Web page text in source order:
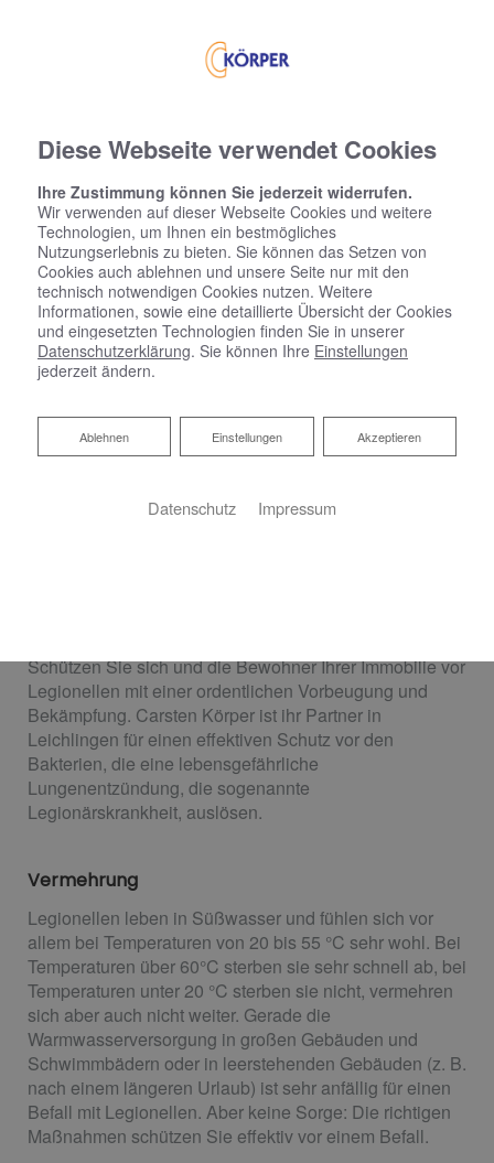
Schützen Sie sich und die Bewohner Ihrer Immobilie vor
Legionellen mit einer ordentlichen Vorbeugung und
Bekämpfung. Carsten Körper ist ihr Partner in
Leichlingen für einen effektiven Schutz vor den
Bakterien, die eine lebensgefährliche
Lungenentzündung, die sogenannte
Legionärskrankheit, auslösen.
Vermehrung
Legionellen leben in Süßwasser und fühlen sich vor
allem bei Temperaturen von 20 bis 55 °C sehr wohl. Bei
Temperaturen über 60°C sterben sie sehr schnell ab, bei
Temperaturen unter 20 °C sterben sie nicht, vermehren
sich aber auch nicht weiter. Gerade die
Warmwasserversorgung in großen Gebäuden und
Schwimmbädern oder in leerstehenden Gebäuden (z. B.
nach einem längeren Urlaub) ist sehr anfällig für einen
Befall mit Legionellen. Aber keine Sorge: Die richtigen
Maßnahmen schützen Sie effektiv vor einem Befall.
Diese Webseite verwendet Cookies
Ihre Zustimmung können Sie jederzeit widerrufen.
Wir verwenden auf dieser Webseite Cookies und weitere
Technologien, um Ihnen ein bestmögliches
Nutzungserlebnis zu bieten. Sie können das Setzen von
Cookies auch ablehnen und unsere Seite nur mit den
technisch notwendigen Cookies nutzen. Weitere
Informationen, sowie eine detaillierte Übersicht der Cookies
und eingesetzten Technologien finden Sie in unserer
Datenschutzerklärung. Sie können Ihre Einstellungen
jederzeit ändern.
Akzeptieren
Einstellungen
Ablehnen
Ablehnen
Datenschutz Impressum